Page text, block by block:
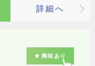
詳細へ
興味あり